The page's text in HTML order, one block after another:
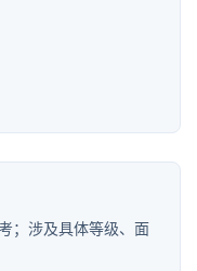
；涉及具体等级、面